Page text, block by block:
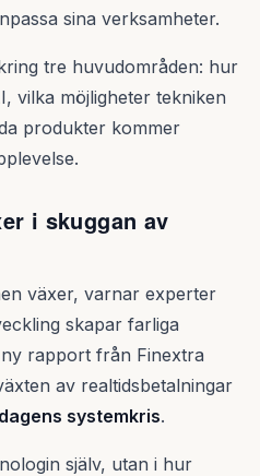
sina verksamheter.
tre huvudområden: hur
vilka möjligheter tekniken
produkter kommer
i skuggan av
växer, varnar experter
skapar farliga
rapport från Finextra
av realtidsbetalningar
systemkris.
själv, utan i hur